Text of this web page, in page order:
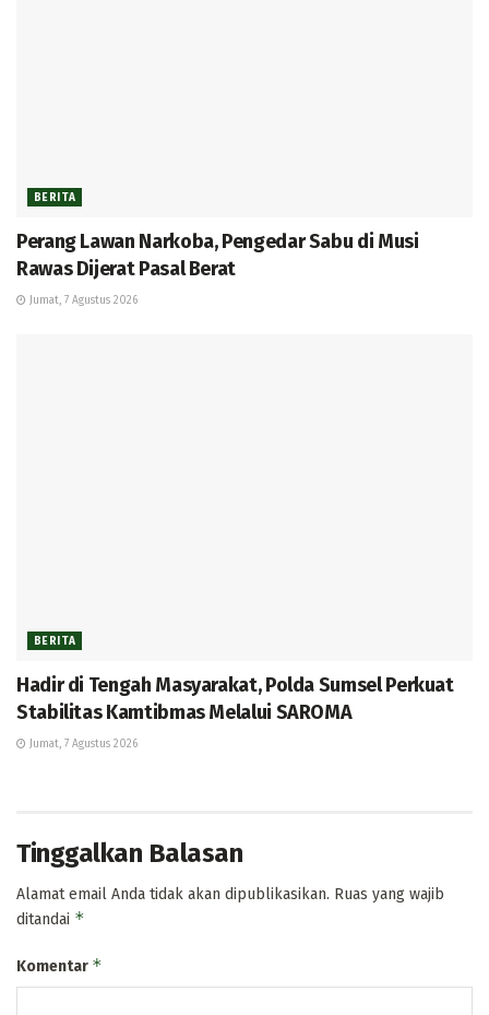
BERITA
Perang Lawan Narkoba, Pengedar Sabu di Musi
Rawas Dijerat Pasal Berat
Jumat, 7 Agustus 2026
BERITA
Hadir di Tengah Masyarakat, Polda Sumsel Perkuat
Stabilitas Kamtibmas Melalui SAROMA
Jumat, 7 Agustus 2026
Tinggalkan Balasan
Alamat email Anda tidak akan dipublikasikan. Ruas yang wajib
ditandai *
Komentar *